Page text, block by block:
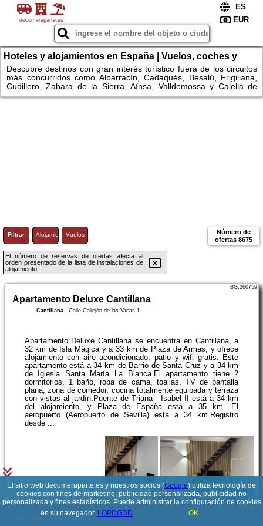
decomeraparte.es
Hoteles y alojamientos en España | Vuelos, coches y
escapadas únicas
Descubre destinos con gran interés turístico fuera de los circuitos
más concurridos como Albarracín, Cadaqués, Besalú, Frigiliana,
Cudillero, Zahara de la Sierra, Aínsa, Valldemossa y Calella de
Palafrugell. Explora espacios naturales como el Parque Nacional
Filtrar AlojamientoVuelos
Número de
ofertas 8675
El número de reservas de ofertas afecta al
orden presentado de la lista de instalaciones de
alojamiento.
Apartamento Deluxe Cantillana
Cantillana- Calle Callejón de las Vacas 1
Apartamento Deluxe Cantillana se encuentra en Cantillana, a
32 km de Isla Mágica y a 33 km de Plaza de Armas, y ofrece
alojamiento con aire acondicionado, patio y wifi gratis. Este
apartamento está a 34 km de Barrio de Santa Cruz y a 34 km
de Iglesia Santa María La Blanca.El apartamento tiene 2
dormitorios, 1 baño, ropa de cama, toallas, TV de pantalla
plana, zona de comedor, cocina totalmente equipada y terraza
con vistas al jardín.Puente de Triana - Isabel II está a 34 km
del alojamiento, y Plaza de España está a 35 km. El
aeropuerto (Aeropuerto de Sevilla) está a 34 km.Registro
desde ...
Ver detalles
BG.260759
El sitio web decomeraparte.es y nuestros socios (Google) utiliza tecnología de
cookies con fines de marketing, publicidad personalizada, publicidad no
personalizada y fines estadísticos. Puede administrar la configuración de cookies
en su navegador. LOPDGDD OK
PolskiePortale.pl